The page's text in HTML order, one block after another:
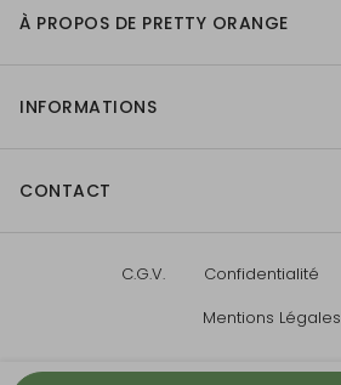
À PROPOS DE PRETTY ORANGE
INFORMATIONS
CONTACT
C.G.V. Confidentialité
Mentions Légales